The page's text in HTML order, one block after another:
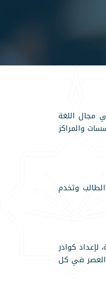
مجال اللغة
والمراكز
وتخدم
كوادر
العصر في كل